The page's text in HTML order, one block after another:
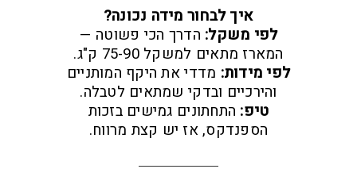
איך לבחור מידה נכונה?
לפי משקל: הדרך הכי פשוטה —
המארז מתאים למשקל 75-90 ק"ג.
לפי מידות: מדדי את היקף המותניים
והירכיים ובדקי שמתאים לטבלה.
טיפ: התחתונים גמישים בזכות
הספנדקס, אז יש קצת מרווח.